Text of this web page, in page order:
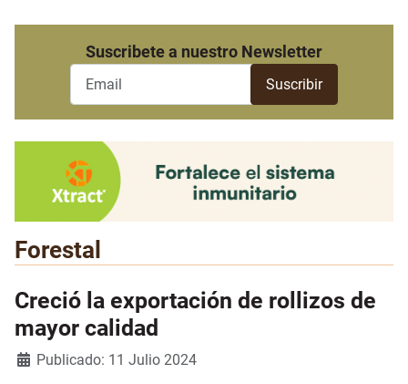
Suscribete a nuestro Newsletter
Forestal
Creció la exportación de rollizos de
mayor calidad
Detalles
Publicado: 11 Julio 2024